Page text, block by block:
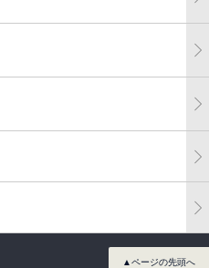
▲ページの先頭へ